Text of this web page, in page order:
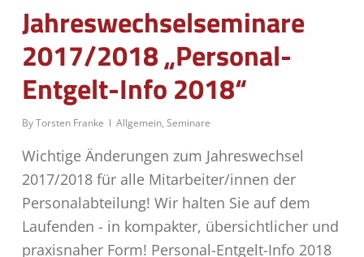
Jahreswechselseminare
2017/2018 „Personal-
Entgelt-Info 2018“
ByTorsten Franke Allgemein, Seminare
Wichtige Änderungen zum Jahreswechsel
2017/2018 für alle Mitarbeiter/innen der
Personalabteilung! Wir halten Sie auf dem
Laufenden - in kompakter, übersichtlicher und
praxisnaher Form! Personal-Entgelt-Info 2018